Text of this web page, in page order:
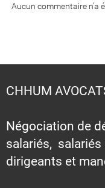
Aucun commentaire n'a
CHHUM
Négociation de
salariés, salariés
dirigeants et